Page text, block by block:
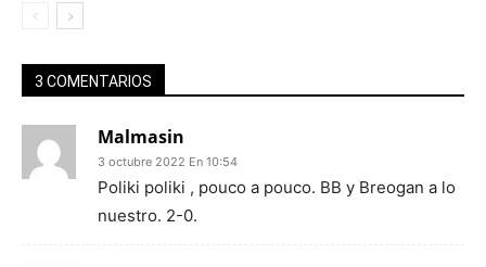
3 COMENTARIOS
Malmasin
3 octubre 2022 En 10:54
Poliki poliki , pouco a pouco. BB y Breogan a lo
nuestro. 2-0.